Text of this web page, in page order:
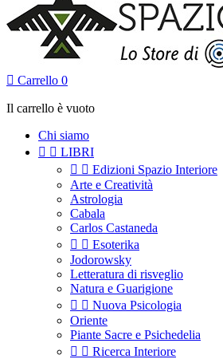
 Carrello 0
Il carrello è vuoto
Chi siamo
  LIBRI
  Edizioni Spazio Interiore
Arte e Creatività
Astrologia
Cabala
Carlos Castaneda
  Esoterika
Jodorowsky
Letteratura di risveglio
Natura e Guarigione
  Nuova Psicologia
Oriente
Piante Sacre e Psichedelia
  Ricerca Interiore